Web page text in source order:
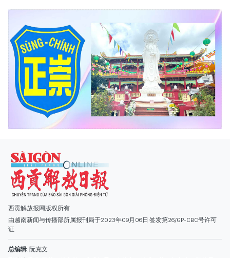
西贡解放报网版权所有
由越南新闻与传播部所属报刊局于2023年09月06日 签发第26/GP-CBC号许可
副总编辑: 阮玉英、范文长、裴氏红霜、张德义、范氏云英、杨文光、阮德显、
阮克强、陈嘉宝
主编: 阮玉英
社址: 胡志明市棋盘坊阮氏明开街432-434号
总台: (028) 39294091 - 转 060
热线: 096.558.1888
编辑部: (028) 39294092 - 转 060
电子信箱
广告部